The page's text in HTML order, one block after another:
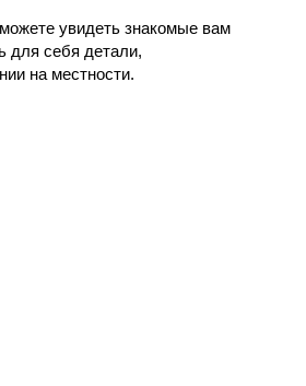
увидеть знакомые вам
для себя детали,
на местности.